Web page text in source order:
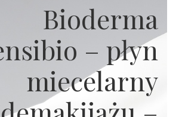
Bioderma
– płyn
miecelarny